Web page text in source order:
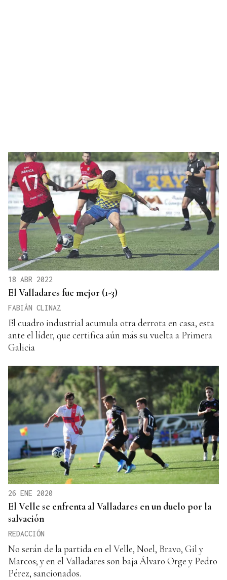
18 ABR 2022
El Valladares fue mejor (1-3)
FABIÁN CLINAZ
El cuadro industrial acumula otra derrota en casa, esta
ante el líder, que certifica aún más su vuelta a Primera
Galicia
26 ENE 2020
El Velle se enfrenta al Valladares en un duelo por la
salvación
REDACCIÓN
No serán de la partida en el Velle, Noel, Bravo, Gil y
Marcos; y en el Valladares son baja Álvaro Orge y Pedro
Pérez, sancionados.